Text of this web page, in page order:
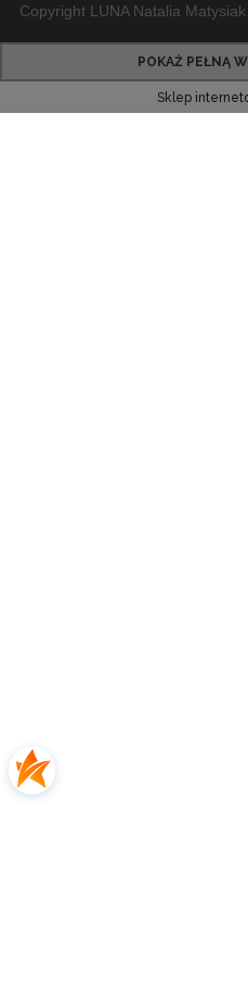
Copyright LUNA Natalia
POKAŻ PEŁNĄ
Sklep